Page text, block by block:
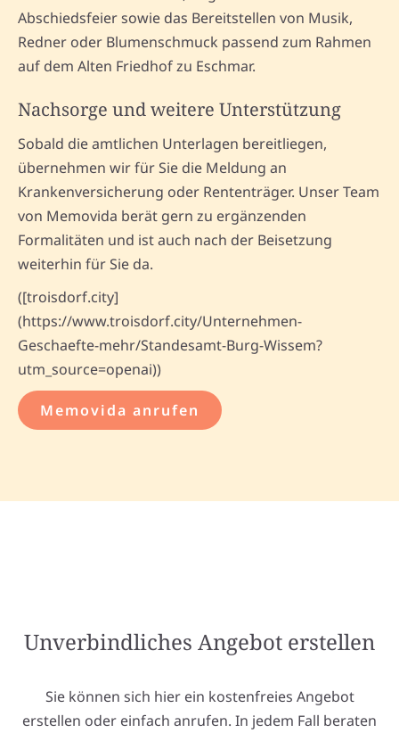
Abschiedsfeier sowie das Bereitstellen von Musik,
Redner oder Blumenschmuck passend zum Rahmen
auf dem Alten Friedhof zu Eschmar.
Nachsorge und weitere Unterstützung
Sobald die amtlichen Unterlagen bereitliegen,
übernehmen wir für Sie die Meldung an
Krankenversicherung oder Rententräger. Unser Team
von Memovida berät gern zu ergänzenden
Formalitäten und ist auch nach der Beisetzung
weiterhin für Sie da.
([troisdorf.city]
(https://www.troisdorf.city/Unternehmen-
Geschaefte-mehr/Standesamt-Burg-Wissem?
utm_source=openai))
Memovida anrufen
Unverbindliches Angebot erstellen
Sie können sich hier ein kostenfreies Angebot
erstellen oder einfach anrufen. In jedem Fall beraten